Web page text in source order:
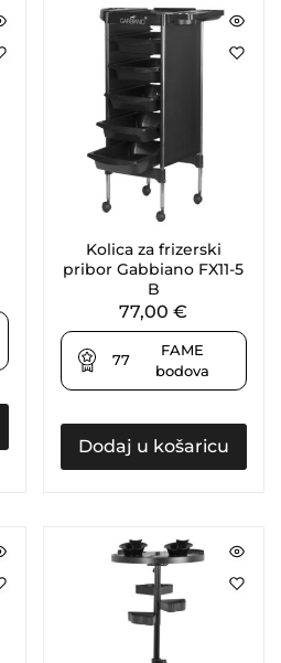
Kolica za frizerski
pribor Gabbiano FX11-5
B
77,00€
77
FAME
bodova
Dodaj u košaricu